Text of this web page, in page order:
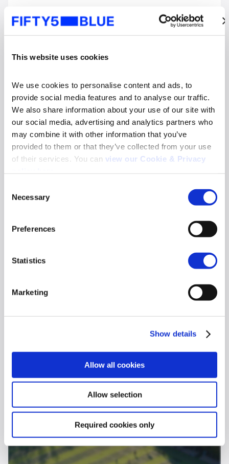
This website uses cookies
We use cookies to personalise content and ads, to
provide social media features and to analyse our traffic.
We also share information about your use of our site with
our social media, advertising and analytics partners who
may combine it with other information that you’ve
provided to them or that they’ve collected from your use
of their services. You can view our Cookie & Privacy
Selection
Necessary
Preferences
Statistics
Marketing
Show details
Allow all cookies
Allow selection
Required cookies only
Mundial de Futbol
El factor Ancelotti y el poder de la influencia
en el marketing deportivo
América Latina, la audiencia más apasionada
del mundo